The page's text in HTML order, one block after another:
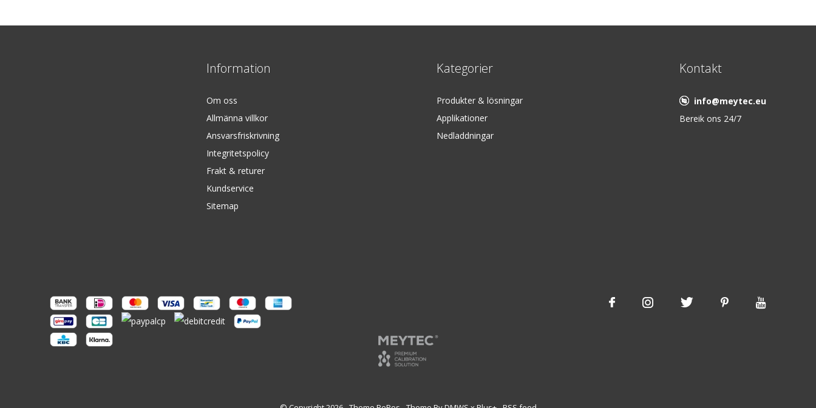
Information
Om oss
Allmänna villkor
Ansvarsfriskrivning
Integritetspolicy
Frakt & returer
Kundservice
Sitemap
Kategorier
Produkter & lösningar
Applikationer
Nedladdningar
Kontakt
info@meytec.eu
Bereik ons 24/7